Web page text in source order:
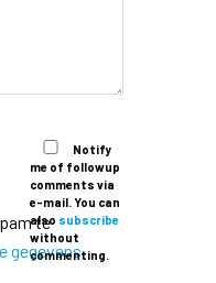
Notify
me of followup
comments via
e-mail. You can
also subscribe
without
commenting.
te
gegevens